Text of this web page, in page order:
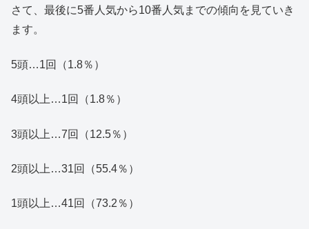
さて、最後に5番人気から10番人気までの傾向を見ていき
ます。
5頭…1回（1.8％）
4頭以上…1回（1.8％）
3頭以上…7回（12.5％）
2頭以上…31回（55.4％）
1頭以上…41回（73.2％）